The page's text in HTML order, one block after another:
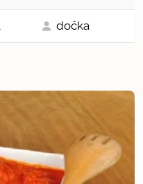
dočka